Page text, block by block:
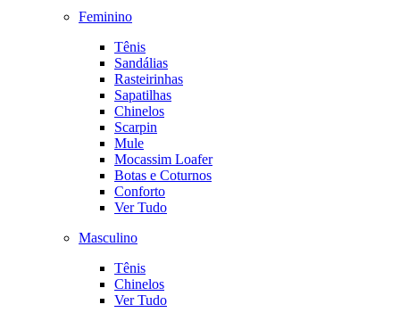
Feminino
Tênis
Sandálias
Rasteirinhas
Sapatilhas
Chinelos
Scarpin
Mule
Mocassim Loafer
Botas e Coturnos
Conforto
Ver Tudo
Masculino
Tênis
Chinelos
Ver Tudo